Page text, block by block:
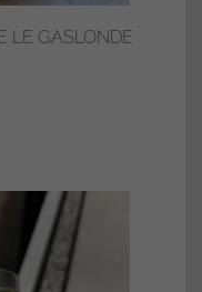
LE GASLONDE